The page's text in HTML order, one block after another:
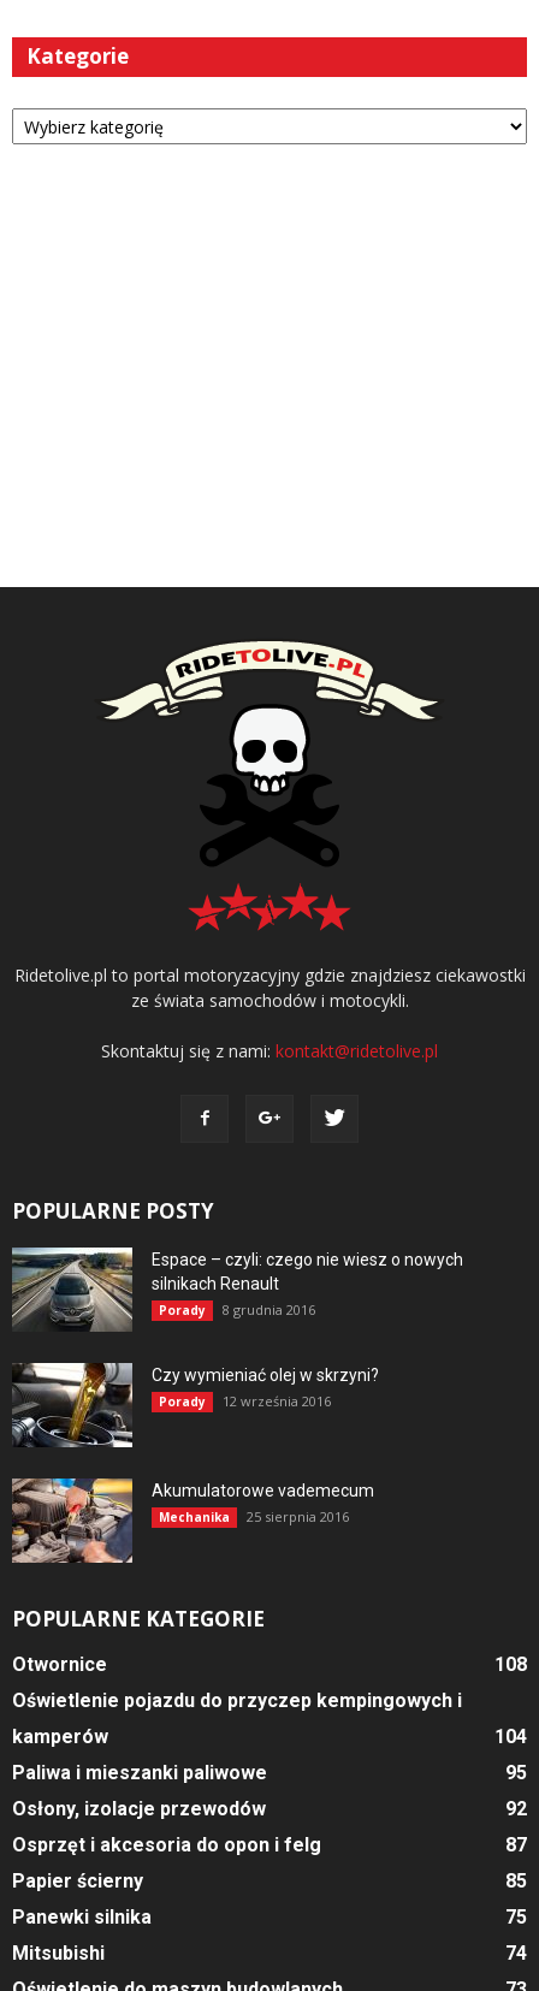
Kategorie
Kategorie
Ridetolive.pl to portal motoryzacyjny gdzie znajdziesz ciekawostki
ze świata samochodów i motocykli.
Skontaktuj się z nami: kontakt@ridetolive.pl
POPULARNE POSTY
Espace – czyli: czego nie wiesz o nowych
silnikach Renault
Porady 8 grudnia 2016
Czy wymieniać olej w skrzyni?
Porady 12 września 2016
Akumulatorowe vademecum
Mechanika 25 sierpnia 2016
POPULARNE KATEGORIE
Otwornice
108
Oświetlenie pojazdu do przyczep kempingowych i
kamperów
104
Paliwa i mieszanki paliwowe
95
Osłony, izolacje przewodów
92
Osprzęt i akcesoria do opon i felg
87
Papier ścierny
85
Panewki silnika
75
Mitsubishi
74